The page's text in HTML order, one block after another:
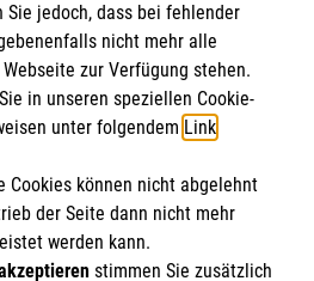
abonnieren
|Impressum|Datenschutz
| Sharepoint|Mediathek
Sie jedoch, dass bei fehlender
nicht mehr alle
zur Verfügung stehen.
in unseren speziellen Cookie-
unter folgendem Link.
Cookies können nicht abgelehnt
der Seite dann nicht mehr
werden kann.
stimmen Sie zusätzlich